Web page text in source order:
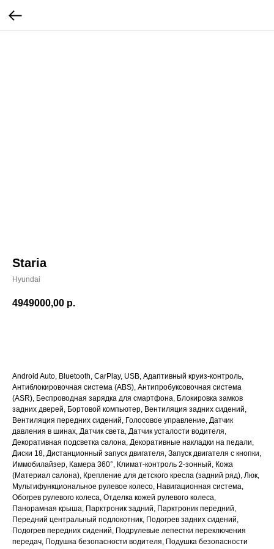
Staria
Hyundai
4949000,00 р.
Android Auto, Bluetooth, CarPlay, USB, Адаптивный круиз-контроль,
Антиблокировочная система (ABS), Антипробуксовочная система
(ASR), Беспроводная зарядка для смартфона, Блокировка замков
задних дверей, Бортовой компьютер, Вентиляция задних сидений,
Вентиляция передних сидений, Голосовое управление, Датчик
давления в шинах, Датчик света, Датчик усталости водителя,
Декоративная подсветка салона, Декоративные накладки на педали,
Диски 18, Дистанционный запуск двигателя, Запуск двигателя с кнопки,
Иммобилайзер, Камера 360°, Климат-контроль 2-зонный, Кожа
(Материал салона), Крепление для детского кресла (задний ряд), Люк,
Мультифункциональное рулевое колесо, Навигационная система,
Обогрев рулевого колеса, Отделка кожей рулевого колеса,
Панорамная крыша, Парктроник задний, Парктроник передний,
Передний центральный подлокотник, Подогрев задних сидений,
Подогрев передних сидений, Подрулевые лепестки переключения
передач, Подушка безопасности водителя, Подушка безопасности